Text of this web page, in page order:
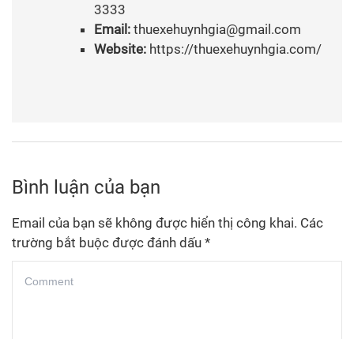
3333
Email: thuexehuynhgia@gmail.com
Website: https://thuexehuynhgia.com/
Bình luận của bạn
Email của bạn sẽ không được hiển thị công khai. Các
trường bắt buộc được đánh dấu *